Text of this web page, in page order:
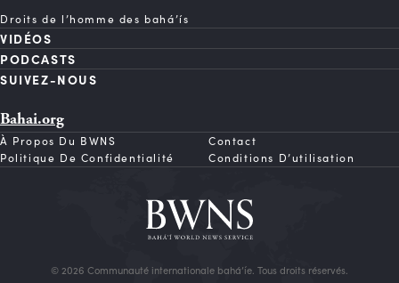
Droits de l’homme des bahá’ís
VIDÉOS
PODCASTS
SUIVEZ-NOUS
Bahai.org
À Propos Du BWNS
Contact
Politique De Confidentialité
Conditions D’utilisation
© 2026 Communauté internationale bahá’íe. Tous droits réservés.